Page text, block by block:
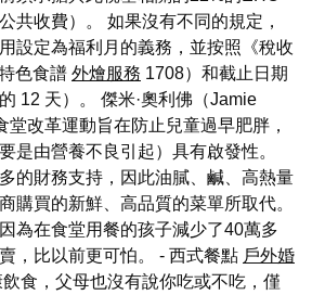
共收費）。 如果沒有不同的規定，
設定為福利月的義務，並按照《稅收
色食譜 外燴服務 1708）和截止日期
12 天）。 傑米·奧利佛（Jamie
堂改革運動旨在防止兒童過早肥胖，
是由營養不良引起）具有啟發性。
的財務支持，因此油膩、鹹、高熱量
購買的新鮮、高品質的菜單所取代。
為在食堂用餐的孩子減少了40萬多
，比以前更可怕。 - 西式餐點 戶外婚
食，父母也沒有說你吃或不吃，僅